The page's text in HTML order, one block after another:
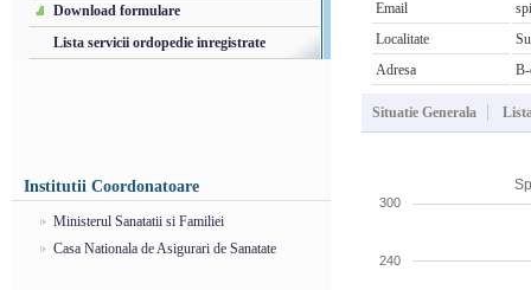
Download formulare
Lista servicii ordopedie inregistrate
Institutii Coordonatoare
Ministerul Sanatatii si Familiei
Casa Nationala de Asigurari de Sanatate
Email
Localitate
Adresa
B-
Situatie Generala
240
300